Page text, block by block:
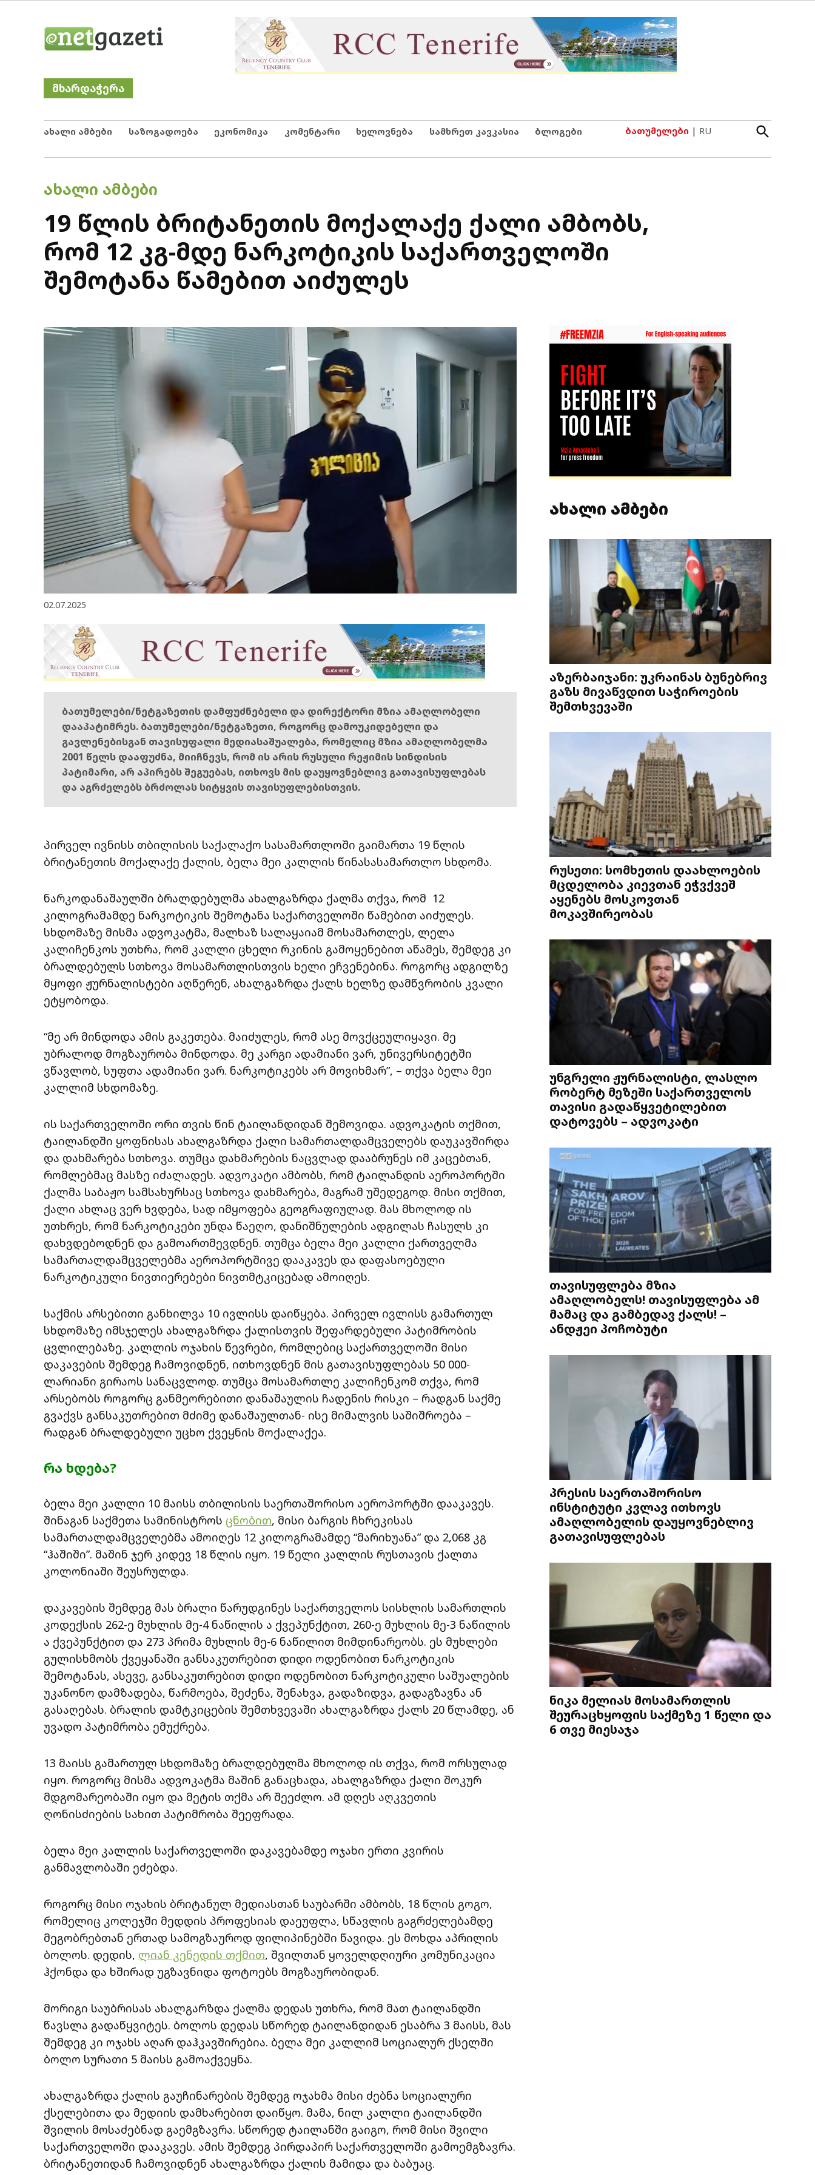
Netgazeti
მხარდაჭერა
ახალი ამბები საზოგადოება ეკონომიკა კომენტარი ხელოვნება სამხრეთ კავკასია ბლოგები ბათუმელები | RU
Open
Search
POSTED
ᲐᲮᲐᲚᲘ ᲐᲛᲑᲔᲑᲘ
19 წლის ბრიტანეთის მოქალაქე ქალი ამბობს,
რომ 12 კგ-მდე ნარკოტიკის საქართველოში
შემოტანა წამებით აიძულეს
02.07.2025
ბათუმელები/ნეტგაზეთის დამფუძნებელი და დირექტორი მზია ამაღლობელი
დააპატიმრეს. ბათუმელები/ნეტგაზეთი, როგორც დამოუკიდებელი და
გავლენებისგან თავისუფალი მედიასაშუალება, რომელიც მზია ამაღლობელმა
2001 წელს დააფუძნა, მიიჩნევს, რომ ის არის რუსული რეჟიმის სინდისის
პატიმარი, არ აპირებს შეგუებას, ითხოვს მის დაუყოვნებლივ გათავისუფლებას
და აგრძელებს ბრძოლას სიტყვის თავისუფლებისთვის.
პირველ ივნისს თბილისის საქალაქო სასამართლოში გაიმართა 19 წლის
ბრიტანეთის მოქალაქე ქალის, ბელა მეი კალლის წინასასამართლო სხდომა.
ნარკოდანაშაულში ბრალდებულმა ახალგაზრდა ქალმა თქვა, რომ 12
კილოგრამამდე ნარკოტიკის შემოტანა საქართველოში წამებით აიძულეს.
სხდომაზე მისმა ადვოკატმა, მალხაზ სალაყაიამ მოსამართლეს, ლელა
კალიჩენკოს უთხრა, რომ კალლი ცხელი რკინის გამოყენებით აწამეს, შემდეგ კი
ბრალდებულს სთხოვა მოსამართლისთვის ხელი ეჩვენებინა. როგორც ადგილზე
მყოფი ჟურნალისტები აღწერენ, ახალგაზრდა ქალს ხელზე დამწვრობის კვალი
ეტყობოდა.
“მე არ მინდოდა ამის გაკეთება. მაიძულეს, რომ ასე მოვქცეულიყავი. მე
უბრალოდ მოგზაურობა მინდოდა. მე კარგი ადამიანი ვარ, უნივერსიტეტში
ვწავლობ, სუფთა ადამიანი ვარ. ნარკოტიკებს არ მოვიხმარ”, – თქვა ბელა მეი
კალლიმ სხდომაზე.
ის საქართველოში ორი თვის წინ ტაილანდიდან შემოვიდა. ადვოკატის თქმით,
ტაილანდში ყოფნისას ახალგაზრდა ქალი სამართალდამცველებს დაუკავშირდა
და დახმარება სთხოვა. თუმცა დახმარების ნაცვლად დააბრუნეს იმ კაცებთან,
რომლებმაც მასზე იძალადეს. ადვოკატი ამბობს, რომ ტაილანდის აეროპორტში
ქალმა საბაჟო სამსახურსაც სთხოვა დახმარება, მაგრამ უშედეგოდ. მისი თქმით,
ქალი ახლაც ვერ ხვდება, სად იმყოფება გეოგრაფიულად. მას მხოლოდ ის
უთხრეს, რომ ნარკოტიკები უნდა წაეღო, დანიშნულების ადგილას ჩასულს კი
დახვდებოდნენ და გამოართმევდნენ. თუმცა ბელა მეი კალლი ქართველმა
სამართალდამცველებმა აეროპორტშივე დააკავეს და დაფასოებული
ნარკოტიკული ნივთიერებები ნივთმტკიცებად ამოიღეს.
საქმის არსებითი განხილვა 10 ივლისს დაიწყება. პირველ ივლისს გამართულ
სხდომაზე იმსჯელეს ახალგაზრდა ქალისთვის შეფარდებული პატიმრობის
ცვლილებაზე. კალლის ოჯახის წევრები, რომლებიც საქართველოში მისი
დაკავების შემდეგ ჩამოვიდნენ, ითხოვდნენ მის გათავისუფლებას 50 000-
ლარიანი გირაოს სანაცვლოდ. თუმცა მოსამართლე კალიჩენკომ თქვა, რომ
არსებობს როგორც განმეორებითი დანაშაულის ჩადენის რისკი – რადგან საქმე
გვაქვს განსაკუთრებით მძიმე დანაშაულთან- ისე მიმალვის საშიშროება –
რადგან ბრალდებული უცხო ქვეყნის მოქალაქეა.
რა ხდება?
ბელა მეი კალლი 10 მაისს თბილისის საერთაშორისო აეროპორტში დააკავეს.
შინაგან საქმეთა სამინისტროს ცნობით, მისი ბარგის ჩხრეკისას
სამართალდამცველებმა ამოიღეს 12 კილოგრამამდე “მარიხუანა” და 2,068 კგ
“ჰაშიში”. მაშინ ჯერ კიდევ 18 წლის იყო. 19 წელი კალლის რუსთავის ქალთა
კოლონიაში შეუსრულდა.
დაკავების შემდეგ მას ბრალი წარუდგინეს საქართველოს სისხლის სამართლის
კოდექსის 262-ე მუხლის მე-4 ნაწილის ა ქვეპუნქტით, 260-ე მუხლის მე-3 ნაწილის
ა ქვეპუნქტით და 273 პრიმა მუხლის მე-6 ნაწილით მიმდინარეობს. ეს მუხლები
გულისხმობს ქვეყანაში განსაკუთრებით დიდი ოდენობით ნარკოტიკის
შემოტანას, ასევე, განსაკუთრებით დიდი ოდენობით ნარკოტიკული საშუალების
უკანონო დამზადება, წარმოება, შეძენა, შენახვა, გადაზიდვა, გადაგზავნა ან
გასაღებას. ბრალის დამტკიცების შემთხვევაში ახალგაზრდა ქალს 20 წლამდე, ან
უვადო პატიმრობა ემუქრება.
13 მაისს გამართულ სხდომაზე ბრალდებულმა მხოლოდ ის თქვა, რომ ორსულად
იყო. როგორც მისმა ადვოკატმა მაშინ განაცხადა, ახალგაზრდა ქალი შოკურ
მდგომარეობაში იყო და მეტის თქმა არ შეეძლო. ამ დღეს აღკვეთის
ღონისძიების სახით პატიმრობა შეეფრადა.
ბელა მეი კალლის საქართველოში დაკავებამდე ოჯახი ერთი კვირის
განმავლობაში ეძებდა.
როგორც მისი ოჯახის ბრიტანულ მედიასთან საუბარში ამბობს, 18 წლის გოგო,
რომელიც კოლეჯში მედდის პროფესიას დაეუფლა, სწავლის გაგრძელებამდე
მეგობრებთან ერთად სამოგზაუროდ ფილიპინებში წავიდა. ეს მოხდა აპრილის
ბოლოს. დედის, ლიან კენედის თქმით, შვილთან ყოველდღიური კომუნიკაცია
ჰქონდა და ხშირად უგზავნიდა ფოტოებს მოგზაურობიდან.
მორიგი საუბრისას ახალგარზდა ქალმა დედას უთხრა, რომ მათ ტაილანდში
წავსლა გადაწყვიტეს. ბოლოს დედას სწორედ ტაილანდიდან ესაბრა 3 მაისს, მას
შემდეგ კი ოჯახს აღარ დაჰკავშირებია. ბელა მეი კალლიმ სოციალურ ქსელში
ბოლო სურათი 5 მაისს გამოაქვეყნა.
ახალგაზრდა ქალის გაუჩინარების შემდეგ ოჯახმა მისი ძებნა სოციალური
ქსელებითა და მედიის დამხარებით დაიწყო. მამა, ნილ კალლი ტაილანდში
შვილის მოსაძებნად გაემგზავრა. სწორედ ტაილანში გაიგო, რომ მისი შვილი
საქართველოში დააკავეს. ამის შემდეგ პირდაპირ საქართველოში გამოემგზავრა.
ბრიტანეთიდან ჩამოვიდნენ ახალგაზრდა ქალის მამიდა და ბაბუაც.
ახალი ამბები
აზერბაიჯანი: უკრაინას ბუნებრივ
გაზს მივაწვდით საჭიროების
შემთხვევაში
რუსეთი: სომხეთის დაახლოების
მცდელობა კიევთან ეჭვქვეშ
აყენებს მოსკოვთან
მოკავშირეობას
უნგრელი ჟურნალისტი, ლასლო
რობერტ მეზეში საქართველოს
თავისი გადაწყვეტილებით
დატოვებს – ადვოკატი
თავისუფლება მზია
ამაღლობელს! თავისუფლება ამ
მამაც და გამბედავ ქალს! –
ანდჟეი პოჩობუტი
პრესის საერთაშორისო
ინსტიტუტი კვლავ ითხოვს
ამაღლობელის დაუყოვნებლივ
გათავისუფლებას
ნიკა მელიას მოსამართლის
შეურაცხყოფის საქმეზე 1 წელი და
6 თვე მიესაჯა